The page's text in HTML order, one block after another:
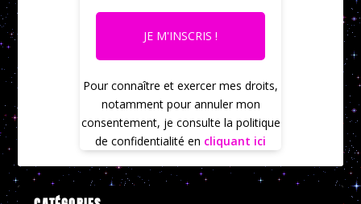
JE M'INSCRIS !
Pour connaître et exercer mes droits,
notamment pour annuler mon
consentement, je consulte la politique
de confidentialité en cliquant ici